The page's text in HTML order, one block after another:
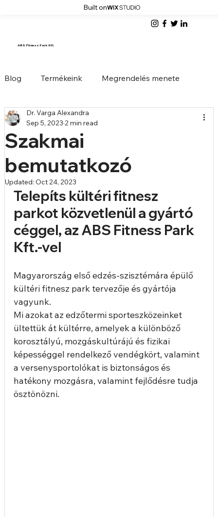
Built on
ABS Fitness Park Kft.
Blog Termékeink Megrendelés menete
Tervezés • Gyártás • Telepítés
Kültéri sporteszközök Árak
Szakmai
bemutatkozó
Dr. Varga Alexandra
Sep 5, 2023 2 min read
Updated: Oct 24, 2023
Telepíts kültéri fitnesz
parkot közvetlenül a gyártó
céggel, az ABS Fitness Park
Kft.-vel
Magyarország első edzés-szisztémára épülő
kültéri fitnesz park tervezője és gyártója
vagyunk.
Mi azokat az edzőtermi sporteszközeinket
ültettük át kültérre, amelyek a különböző
korosztályú, mozgáskultúrájú és fizikai
képességgel rendelkező vendégkört, valamint
a versenysportolókat is biztonságos és
hatékony mozgásra, valamint fejlődésre tudja
ösztönözni.